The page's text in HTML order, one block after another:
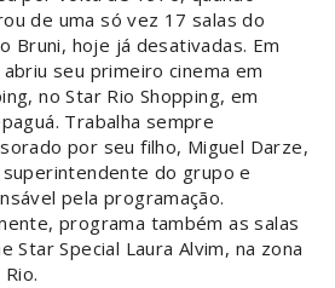
de uma só vez 17 salas do
Bruni, hoje já desativadas. Em
seu primeiro cinema em
no Star Rio Shopping, em
Trabalha sempre
por seu filho, Miguel Darze,
do grupo e
pela programação.
programa também as salas
Star Special Laura Alvim, na zona